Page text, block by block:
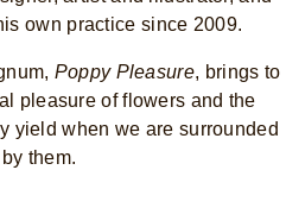
own practice since 2009.
Poppy Pleasure, brings to
pleasure of flowers and the
yield when we are surrounded
by them.